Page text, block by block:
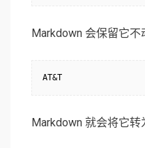
Markdown 会保留它不
AT&T
Markdown 就会将它转